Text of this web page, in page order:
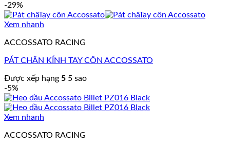
-29%
Xem nhanh
ACCOSSATO RACING
PÁT CHÂN KÍNH TAY CÔN ACCOSSATO
Được xếp hạng 5 5 sao
-5%
Xem nhanh
ACCOSSATO RACING